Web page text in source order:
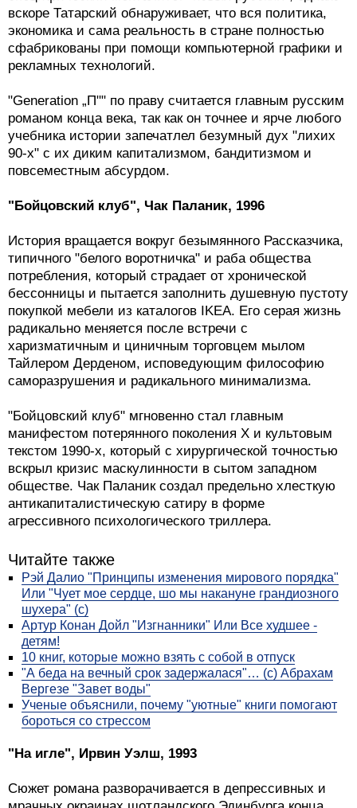
вскоре Татарский обнаруживает, что вся политика,
экономика и сама реальность в стране полностью
сфабрикованы при помощи компьютерной графики и
рекламных технологий.
"Generation „П"" по праву считается главным русским
романом конца века, так как он точнее и ярче любого
учебника истории запечатлел безумный дух "лихих
90-х" с их диким капитализмом, бандитизмом и
повсеместным абсурдом.
"Бойцовский клуб", Чак Паланик, 1996
История вращается вокруг безымянного Рассказчика,
типичного "белого воротничка" и раба общества
потребления, который страдает от хронической
бессонницы и пытается заполнить душевную пустоту
покупкой мебели из каталогов IKEA. Его серая жизнь
радикально меняется после встречи с
харизматичным и циничным торговцем мылом
Тайлером Дерденом, исповедующим философию
саморазрушения и радикального минимализма.
"Бойцовский клуб" мгновенно стал главным
манифестом потерянного поколения X и культовым
текстом 1990-х, который с хирургической точностью
вскрыл кризис маскулинности в сытом западном
обществе. Чак Паланик создал предельно хлесткую
антикапиталистическую сатиру в форме
агрессивного психологического триллера.
Читайте также
Рэй Далио "Принципы изменения мирового порядка"
Или "Чует мое сердце, шо мы накануне грандиозного
шухера" (с)
Артур Конан Дойл "Изгнанники" Или Все худшее -
детям!
10 книг, которые можно взять с собой в отпуск
"А беда на вечный срок задержалася"… (с) Абрахам
Вергезе "Завет воды"
Ученые объяснили, почему "уютные" книги помогают
бороться со стрессом
"На игле", Ирвин Уэлш, 1993
Сюжет романа разворачивается в депрессивных и